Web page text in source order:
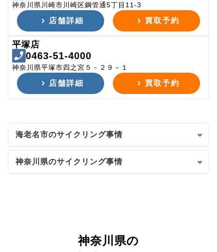
神奈川県川崎市川崎区鋼管通5丁目11-3
店舗詳細 買取予約
平塚店
0463-51-4000
神奈川県平塚市四之宮５－２９－１
店舗詳細 買取予約
海老名市のサイクリング事情
神奈川県のサイクリング事情
神奈川県の